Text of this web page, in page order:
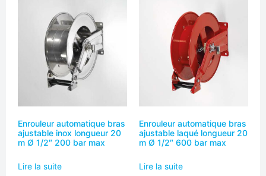
Enrouleur automatique bras
ajustable inox longueur 20
m Ø 1/2″ 200 bar max
Lire la suite
Enrouleur automatique bras
ajustable laqué longueur 20
m Ø 1/2″ 600 bar max
Lire la suite